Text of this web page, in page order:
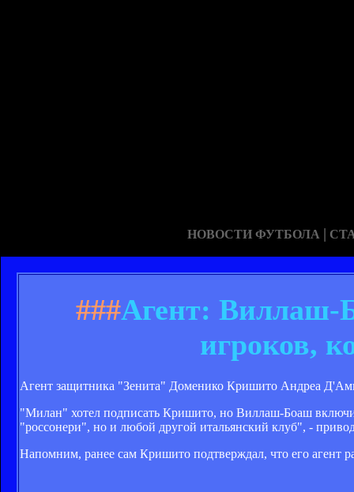
НОВОСТИ ФУТБОЛА |
###Агент: Виллаш-
игроков,
Агент защитника "Зенита" Доменико Кришито Андреа
"Милан" хотел подписать Кришито, но Виллаш-Боаш
"россонери", но и любой другой итальянский клуб", -
Напомним, ранее сам Кришито подтверждал, что его агент